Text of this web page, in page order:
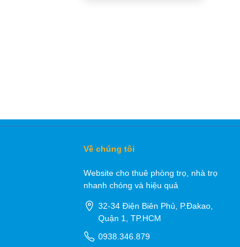
Về chúng tôi
Website cho thuê phòng trọ, nhà trọ
nhanh chóng và hiệu quả
32-34 Điện Biên Phủ, P.Đakao,
Quận 1, TP.HCM
0938.346.879